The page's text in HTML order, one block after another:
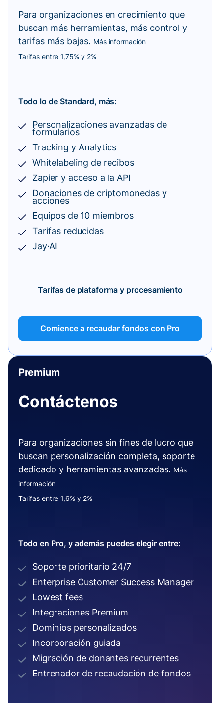
Para organizaciones en crecimiento que
buscan más herramientas, más control y
tarifas más bajas. Más información
Tarifas entre 1,75% y 2%
Todo lo de Standard, más:
Personalizaciones avanzadas de
formularios
Tracking y Analytics
Whitelabeling de recibos
Zapier y acceso a la API
Donaciones de criptomonedas y
acciones
Equipos de 10 miembros
Tarifas reducidas
Jay·AI
Tarifas de plataforma y procesamiento
Comience a recaudar fondos con Pro
Premium
Contáctenos
Para organizaciones sin fines de lucro que
buscan personalización completa, soporte
dedicado y herramientas avanzadas. Más
información
Tarifas entre 1,6% y 2%
Todo en Pro, y además puedes elegir entre:
Soporte prioritario 24/7
Enterprise Customer Success Manager
Lowest fees
Integraciones Premium
Dominios personalizados
Incorporación guiada
Migración de donantes recurrentes
Entrenador de recaudación de fondos